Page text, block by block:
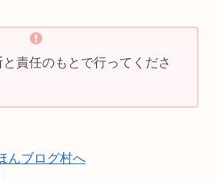
責任のもとで行ってくださ